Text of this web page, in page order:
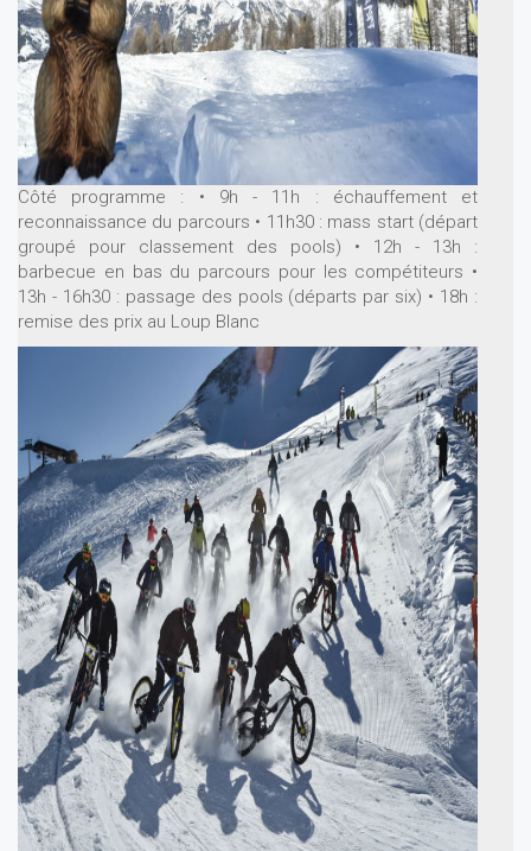
Côté programme :
• 9h - 11h : échauffement et
reconnaissance du parcours • 11h30 : mass start (départ
groupé pour classement des pools)
• 12h - 13h :
barbecue en bas du parcours pour les compétiteurs •
13h - 16h30 : passage des pools (départs par six) • 18h :
remise des prix au Loup Blanc